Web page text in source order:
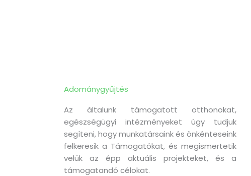
Adománygyűjtés
Az általunk támogatott otthonokat,
egészségügyi intézményeket úgy tudjuk
segíteni, hogy munkatársaink és önkénteseink
felkeresik a Támogatókat, és megismertetik
velük az épp aktuális projekteket, és a
támogatandó célokat.